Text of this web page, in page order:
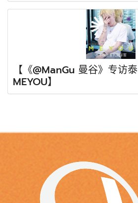
【《@ManGu 曼谷》专访
MEYOU】